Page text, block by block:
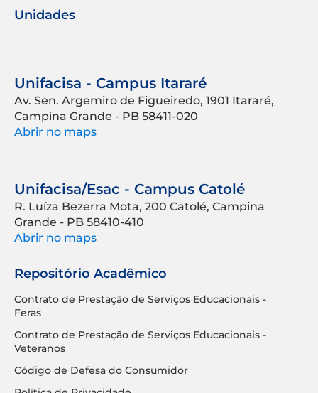
Unidades
Unifacisa - Campus Itararé
Av. Sen. Argemiro de Figueiredo, 1901 Itararé,
Campina Grande - PB 58411-020
Abrir no maps
Unifacisa/Esac - Campus Catolé
R. Luíza Bezerra Mota, 200 Catolé, Campina
Grande - PB 58410-410
Abrir no maps
Repositório Acadêmico
Contrato de Prestação de Serviços Educacionais -
Feras
Contrato de Prestação de Serviços Educacionais -
Veteranos
Código de Defesa do Consumidor